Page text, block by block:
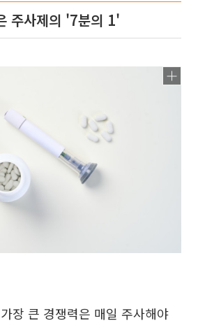
주사제의 '7분의 1'
장 큰 경쟁력은 매일 주사해야